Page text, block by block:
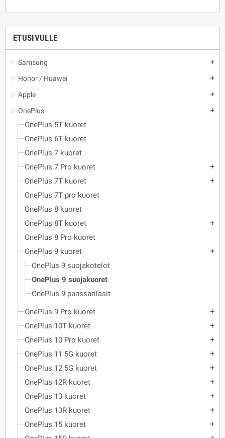
ETUSIVULLE
Samsung add
Honor / Huawei add
Apple add
OnePlus add
OnePlus 5T kuoret
OnePlus 6T kuoret
OnePlus 7 kuoret
OnePlus 7 Pro kuoret
add
OnePlus 7T kuoret add
OnePlus 7T pro kuoret
OnePlus 8 kuoret
OnePlus 8T kuoret
add
OnePlus 8 Pro kuoret
OnePlus 9 kuoret
add
OnePlus 9 suojakotelot
OnePlus 9 suojakuoret
OnePlus 9 panssarilasit
OnePlus 9 Pro kuoret
add
OnePlus 10T kuoret add
OnePlus 10 Pro kuoret add
OnePlus 11 5G kuoret add
OnePlus 12 5G kuoret add
OnePlus 12R kuoret add
OnePlus 13 kuoret add
OnePlus 13R kuoret add
OnePlus 15 kuoret add